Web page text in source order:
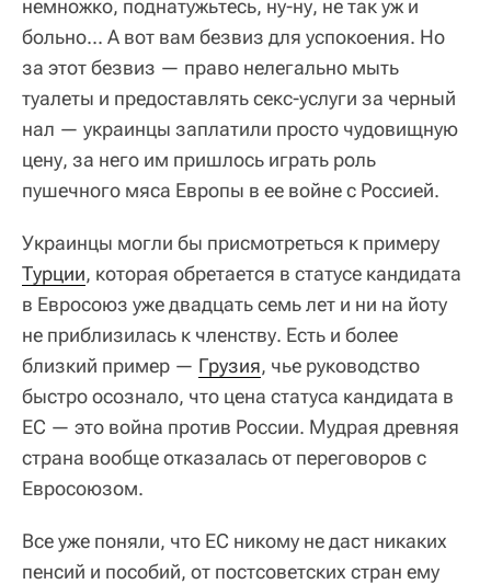
немножко, поднатужьтесь, ну-ну, не так уж и
больно... А вот вам безвиз для успокоения. Но
за этот безвиз — право нелегально мыть
туалеты и предоставлять секс-услуги за черный
нал — украинцы заплатили просто чудовищную
цену, за него им пришлось играть роль
пушечного мяса Европы в ее войне с Россией.
Украинцы могли бы присмотреться к примеру
Турции, которая обретается в статусе кандидата
в Евросоюз уже двадцать семь лет и ни на йоту
не приблизилась к членству. Есть и более
близкий пример — Грузия, чье руководство
быстро осознало, что цена статуса кандидата в
ЕС — это война против России. Мудрая древняя
страна вообще отказалась от переговоров с
Евросоюзом.
Все уже поняли, что ЕС никому не даст никаких
пенсий и пособий, от постсоветских стран ему